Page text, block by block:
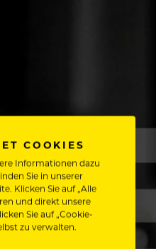
COOKIES
Informationen dazu
Sie in unserer
Klicken Sie auf „Alle
und direkt unsere
Sie auf „Cookie-
zu verwalten.